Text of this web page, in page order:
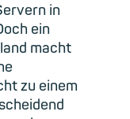
in
ein
macht
zu einem